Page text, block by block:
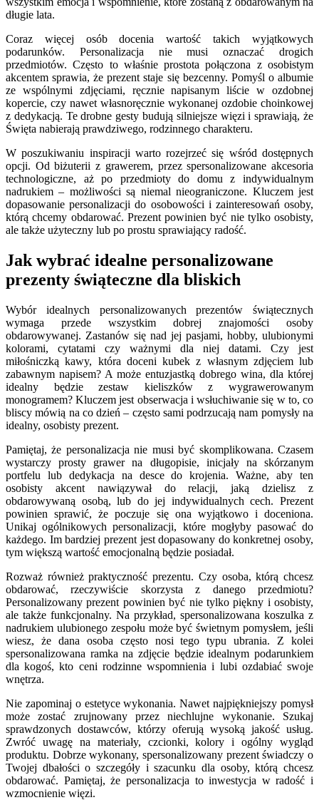
długie lata.
Coraz więcej osób docenia wartość takich wyjątkowych
podarunków. Personalizacja nie musi oznaczać drogich
przedmiotów. Często to właśnie prostota połączona z osobistym
akcentem sprawia, że prezent staje się bezcenny. Pomyśl o albumie
ze wspólnymi zdjęciami, ręcznie napisanym liście w ozdobnej
kopercie, czy nawet własnoręcznie wykonanej ozdobie choinkowej
z dedykacją. Te drobne gesty budują silniejsze więzi i sprawiają, że
Święta nabierają prawdziwego, rodzinnego charakteru.
W poszukiwaniu inspiracji warto rozejrzeć się wśród dostępnych
opcji. Od biżuterii z grawerem, przez spersonalizowane akcesoria
technologiczne, aż po przedmioty do domu z indywidualnym
nadrukiem – możliwości są niemal nieograniczone. Kluczem jest
dopasowanie personalizacji do osobowości i zainteresowań osoby,
którą chcemy obdarować. Prezent powinien być nie tylko osobisty,
ale także użyteczny lub po prostu sprawiający radość.
Jak wybrać idealne personalizowane
prezenty świąteczne dla bliskich
Wybór idealnych personalizowanych prezentów świątecznych
wymaga przede wszystkim dobrej znajomości osoby
obdarowywanej. Zastanów się nad jej pasjami, hobby, ulubionymi
kolorami, cytatami czy ważnymi dla niej datami. Czy jest
miłośniczką kawy, która doceni kubek z własnym zdjęciem lub
zabawnym napisem? A może entuzjastką dobrego wina, dla której
idealny będzie zestaw kieliszków z wygrawerowanym
monogramem? Kluczem jest obserwacja i wsłuchiwanie się w to, co
bliscy mówią na co dzień – często sami podrzucają nam pomysły na
idealny, osobisty prezent.
Pamiętaj, że personalizacja nie musi być skomplikowana. Czasem
wystarczy prosty grawer na długopisie, inicjały na skórzanym
portfelu lub dedykacja na desce do krojenia. Ważne, aby ten
osobisty akcent nawiązywał do relacji, jaką dzielisz z
obdarowywaną osobą, lub do jej indywidualnych cech. Prezent
powinien sprawić, że poczuje się ona wyjątkowo i doceniona.
Unikaj ogólnikowych personalizacji, które mogłyby pasować do
każdego. Im bardziej prezent jest dopasowany do konkretnej osoby,
tym większą wartość emocjonalną będzie posiadał.
Rozważ również praktyczność prezentu. Czy osoba, którą chcesz
obdarować, rzeczywiście skorzysta z danego przedmiotu?
Personalizowany prezent powinien być nie tylko piękny i osobisty,
ale także funkcjonalny. Na przykład, spersonalizowana koszulka z
nadrukiem ulubionego zespołu może być świetnym pomysłem, jeśli
wiesz, że dana osoba często nosi tego typu ubrania. Z kolei
spersonalizowana ramka na zdjęcie będzie idealnym podarunkiem
dla kogoś, kto ceni rodzinne wspomnienia i lubi ozdabiać swoje
wnętrza.
Nie zapominaj o estetyce wykonania. Nawet najpiękniejszy pomysł
może zostać zrujnowany przez niechlujne wykonanie. Szukaj
sprawdzonych dostawców, którzy oferują wysoką jakość usług.
Zwróć uwagę na materiały, czcionki, kolory i ogólny wygląd
produktu. Dobrze wykonany, spersonalizowany prezent świadczy o
Twojej dbałości o szczegóły i szacunku dla osoby, którą chcesz
obdarować. Pamiętaj, że personalizacja to inwestycja w radość i
wzmocnienie więzi.